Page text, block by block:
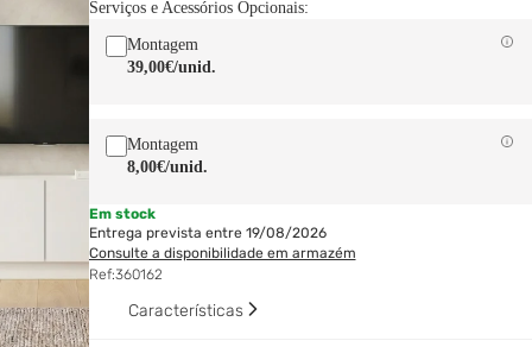
Serviços e Acessórios Opcionais:
Montagem
39,00€/unid.
Montagem
8,00€/unid.
Em stock
Entrega prevista entre 19/08/2026
Consulte a disponibilidade em armazém
Ref:360162
Características